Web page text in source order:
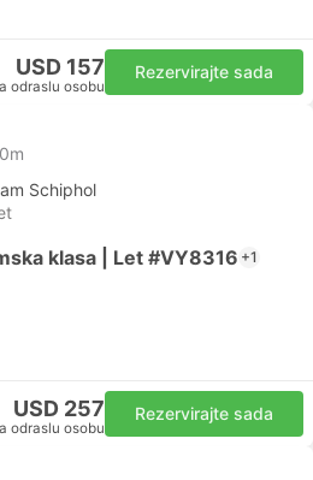
USD 157
odraslu osobu
Rezervirajte sada
Schiphol
klasa | Let #VY8316 +1
USD 257
odraslu osobu
Rezervirajte sada